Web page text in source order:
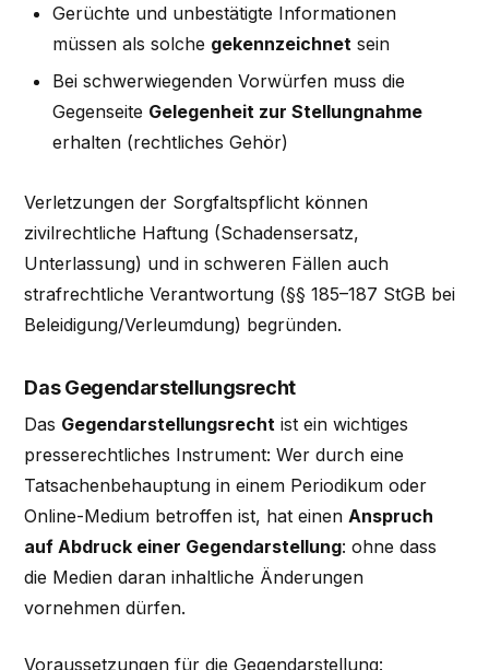
Gerüchte und unbestätigte Informationen
müssen als solche gekennzeichnet sein
Bei schwerwiegenden Vorwürfen muss die
Gegenseite Gelegenheit zur Stellungnahme
erhalten (rechtliches Gehör)
Verletzungen der Sorgfaltspflicht können
zivilrechtliche Haftung (Schadensersatz,
Unterlassung) und in schweren Fällen auch
strafrechtliche Verantwortung (§§ 185–187 StGB bei
Beleidigung/Verleumdung) begründen.
Das Gegendarstellungsrecht
Das Gegendarstellungsrecht ist ein wichtiges
presserechtliches Instrument: Wer durch eine
Tatsachenbehauptung in einem Periodikum oder
Online-Medium betroffen ist, hat einen Anspruch
auf Abdruck einer Gegendarstellung: ohne dass
die Medien daran inhaltliche Änderungen
vornehmen dürfen.
Voraussetzungen für die Gegendarstellung: